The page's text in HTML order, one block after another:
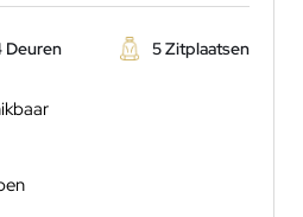
Deuren 5 Zitplaatsen